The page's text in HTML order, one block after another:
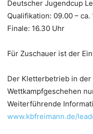
Deutscher Jugendcup
Qualifikation: 09.00 – ca.
Finale: 16.30 Uhr
Für Zuschauer ist der
Der Kletterbetrieb in der
Wettkampfgeschehen
Weiterführende
www.kbfreimann.de/